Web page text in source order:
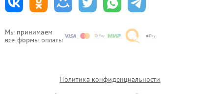
Мы принимаем
все формы оплаты
Политика конфиденциальности